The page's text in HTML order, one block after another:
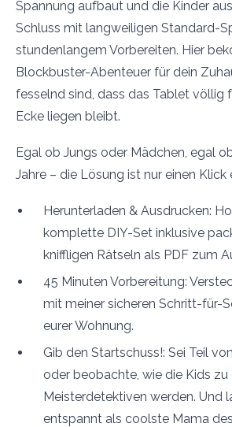
Spannung aufbaut und die Kinder
Schluss mit langweiligen Standard-
stundenlangem Vorbereiten. Hier
Blockbuster-Abenteuer für dein
fesselnd sind, dass das Tablet völlig
Ecke liegen bleibt.
Egal ob Jungs oder Mädchen, egal
Jahre – die Lösung ist nur einen Klick
Herunterladen & Ausdrucken:
komplette DIY-Set inklusive
kniffligen Rätseln als PDF zum
45 Minuten Vorbereitung:
mit meiner sicheren Schritt-für-
eurer Wohnung.
Gib den Startschuss!: Sei Teil
oder beobachte, wie die Kids zu
Meisterdetektiven werden. Und
entspannt als coolste Mama